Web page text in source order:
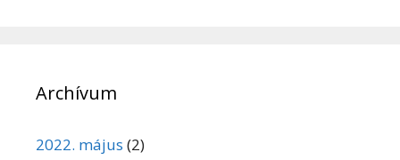
Archívum
2022. május (2)